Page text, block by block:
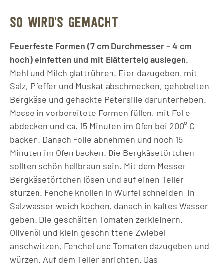
SO WIRD’S GEMACHT
Feuerfeste Formen (7 cm Durchmesser – 4 cm
hoch) einfetten und mit Blätterteig auslegen.
Mehl und Milch glattrühren. Eier dazugeben, mit
Salz, Pfeffer und Muskat abschmecken, gehobelten
Bergkäse und gehackte Petersilie darunterheben.
Masse in vorbereitete Formen füllen, mit Folie
abdecken und ca. 15 Minuten im Ofen bei 200° C
backen. Danach Folie abnehmen und noch 15
Minuten im Ofen backen. Die Bergkäsetörtchen
sollten schön hellbraun sein. Mit dem Messer
Bergkäsetörtchen lösen und auf einen Teller
stürzen. Fenchelknollen in Würfel schneiden, in
Salzwasser weich kochen, danach in kaltes Wasser
geben. Die geschälten Tomaten zerkleinern.
Olivenöl und klein geschnittene Zwiebel
anschwitzen, Fenchel und Tomaten dazugeben und
würzen. Auf dem Teller anrichten. Das